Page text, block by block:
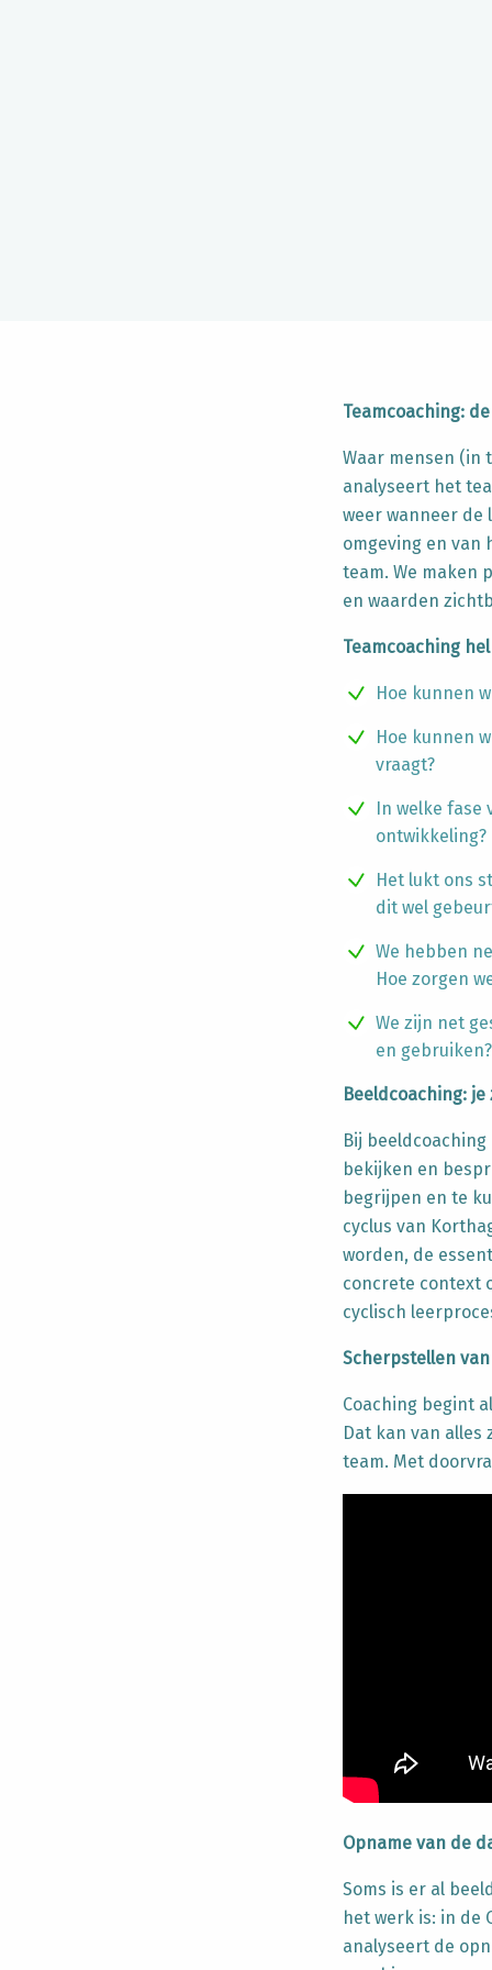
Teamcoaching:
Waar mensen (in
analyseert het
weer wanneer de
omgeving en van
team. We maken
en waarden
Teamcoaching
Hoe kunnen
Hoe kunnen
vraagt?
In welke fase
ontwikkeling?
Het lukt ons
dit wel
We hebben
Hoe zorgen
We zijn net
en gebruiken?
Beeldcoaching:
Bij
bekijken en
begrijpen en te
cyclus van
worden, de
concrete context
cyclisch
Scherpstellen
Coaching begint
Dat kan van
team. Met
Opname van de
Soms is er al
het werk is: in de
analyseert de